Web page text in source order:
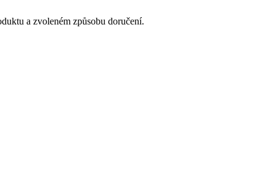
a zvoleném způsobu doručení.